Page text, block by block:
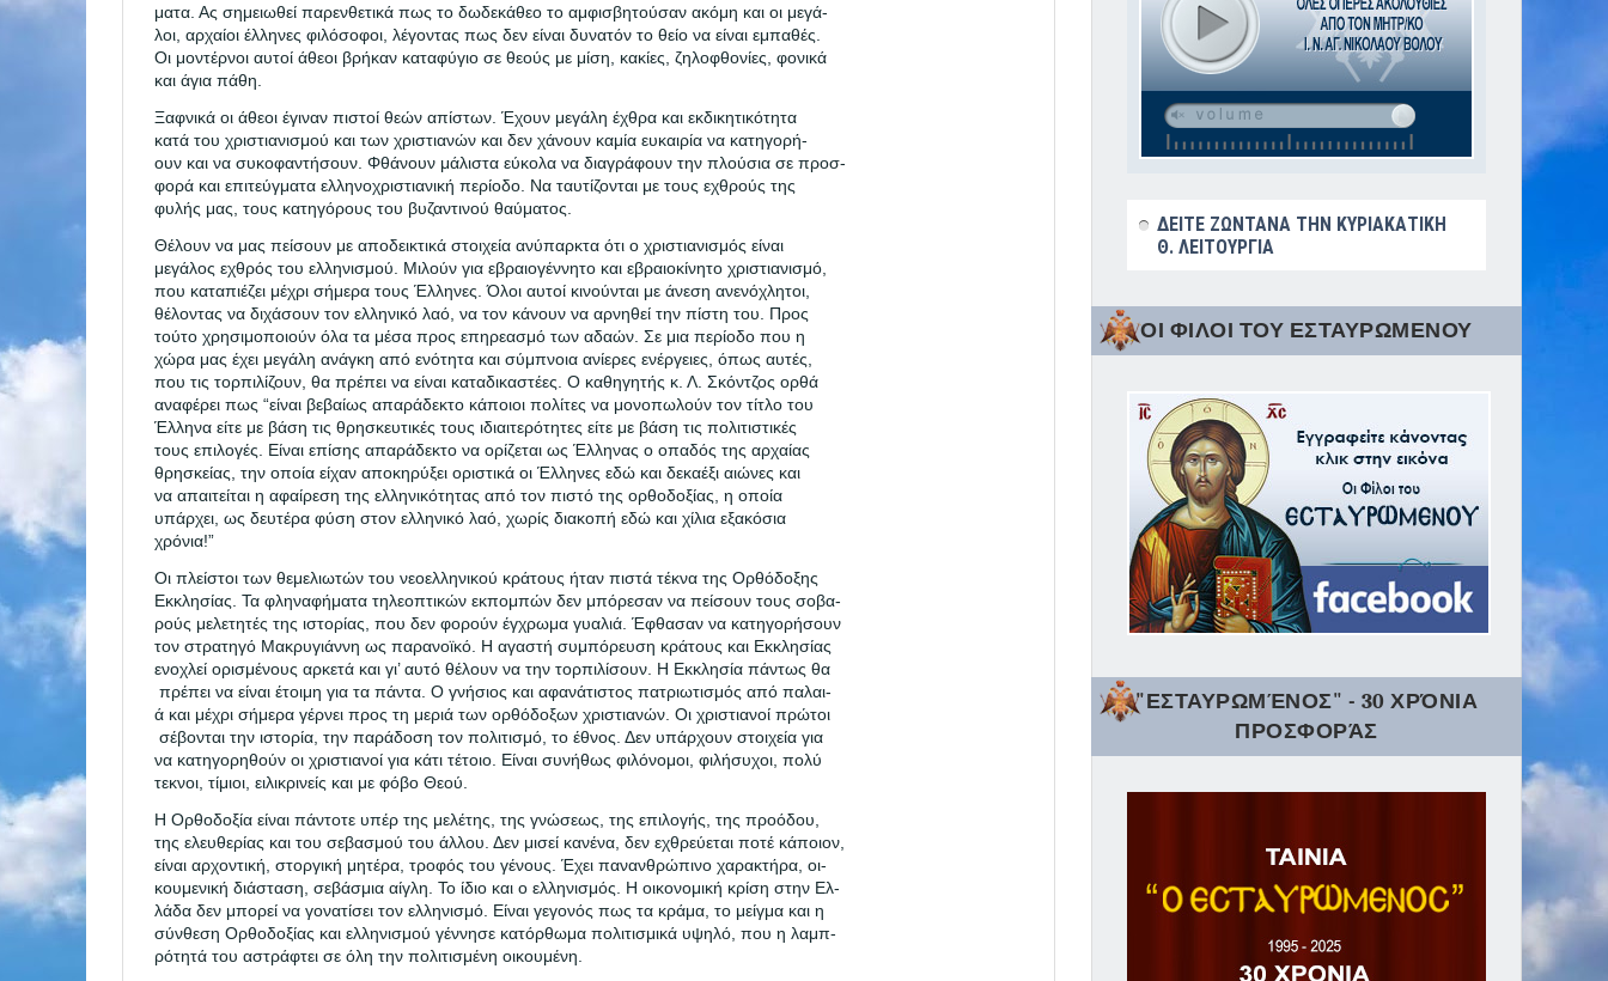
ματα. Ας σημειωθεί παρενθετικά πως το δωδεκάθεο το αμφισβητούσαν ακόμη και οι μεγά-
λοι, αρχαίοι έλληνες φιλόσοφοι, λέγοντας πως δεν είναι δυνατόν το θείο να είναι εμπαθές.
Οι μοντέρνοι αυτοί άθεοι βρήκαν καταφύγιο σε θεούς με μίση, κακίες, ζηλοφθονίες, φονικά
και άγια πάθη.
Ξαφνικά οι άθεοι έγιναν πιστοί θεών απίστων. Έχουν μεγάλη έχθρα και εκδικητικότητα
κατά του χριστιανισμού και των χριστιανών και δεν χάνουν καμία ευκαιρία να κατηγορή-
ουν και να συκοφαντήσουν. Φθάνουν μάλιστα εύκολα να διαγράφουν την πλούσια σε προσ-
φορά και επιτεύγματα ελληνοχριστιανική περίοδο. Να ταυτίζονται με τους εχθρούς της
φυλής μας, τους κατηγόρους του βυζαντινού θαύματος.
Θέλουν να μας πείσουν με αποδεικτικά στοιχεία ανύπαρκτα ότι ο χριστιανισμός είναι
μεγάλος εχθρός του ελληνισμού. Μιλούν για εβραιογέννητο και εβραιοκίνητο χριστιανισμό,
που καταπιέζει μέχρι σήμερα τους Έλληνες. Όλοι αυτοί κινούνται με άνεση ανενόχλητοι,
θέλοντας να διχάσουν τον ελληνικό λαό, να τον κάνουν να αρνηθεί την πίστη του. Προς
τούτο χρησιμοποιούν όλα τα μέσα προς επηρεασμό των αδαών. Σε μια περίοδο που η
χώρα μας έχει μεγάλη ανάγκη από ενότητα και σύμπνοια ανίερες ενέργειες, όπως αυτές,
που τις τορπιλίζουν, θα πρέπει να είναι καταδικαστέες. Ο καθηγητής κ. Λ. Σκόντζος ορθά
αναφέρει πως “είναι βεβαίως απαράδεκτο κάποιοι πολίτες να μονοπωλούν τον τίτλο του
Έλληνα είτε με βάση τις θρησκευτικές τους ιδιαιτερότητες είτε με βάση τις πολιτιστικές
τους επιλογές. Είναι επίσης απαράδεκτο να ορίζεται ως Έλληνας ο οπαδός της αρχαίας
θρησκείας, την οποία είχαν αποκηρύξει οριστικά οι Έλληνες εδώ και δεκαέξι αιώνες και
να απαιτείται η αφαίρεση της ελληνικότητας από τον πιστό της ορθοδοξίας, η οποία
υπάρχει, ως δευτέρα φύση στον ελληνικό λαό, χωρίς διακοπή εδώ και χίλια εξακόσια
χρόνια!”
Οι πλείστοι των θεμελιωτών του νεοελληνικού κράτους ήταν πιστά τέκνα της Ορθόδοξης
Εκκλησίας. Τα φληναφήματα τηλεοπτικών εκπομπών δεν μπόρεσαν να πείσουν τους σοβα-
ρούς μελετητές της ιστορίας, που δεν φορούν έγχρωμα γυαλιά. Έφθασαν να κατηγορήσουν
τον στρατηγό Μακρυγιάννη ως παρανοϊκό. Η αγαστή συμπόρευση κράτους και Εκκλησίας
ενοχλεί ορισμένους αρκετά και γι’ αυτό θέλουν να την τορπιλίσουν. Η Εκκλησία πάντως θα
πρέπει να είναι έτοιμη για τα πάντα. Ο γνήσιος και αφανάτιστος πατριωτισμός από παλαι-
ά και μέχρι σήμερα γέρνει προς τη μεριά των ορθόδοξων χριστιανών. Οι χριστιανοί πρώτοι
σέβονται την ιστορία, την παράδοση τον πολιτισμό, το έθνος. Δεν υπάρχουν στοιχεία για
να κατηγορηθούν οι χριστιανοί για κάτι τέτοιο. Είναι συνήθως φιλόνομοι, φιλήσυχοι, πολύ
τεκνοι, τίμιοι, ειλικρινείς και με φόβο Θεού.
Η Ορθοδοξία είναι πάντοτε υπέρ της μελέτης, της γνώσεως, της επιλογής, της προόδου,
της ελευθερίας και του σεβασμού του άλλου. Δεν μισεί κανένα, δεν εχθρεύεται ποτέ κάποιον,
είναι αρχοντική, στοργική μητέρα, τροφός του γένους. Έχει πανανθρώπινο χαρακτήρα, οι-
κουμενική διάσταση, σεβάσμια αίγλη. Το ίδιο και ο ελληνισμός. Η οικονομική κρίση στην Ελ-
λάδα δεν μπορεί να γονατίσει τον ελληνισμό. Είναι γεγονός πως τα κράμα, το μείγμα και η
σύνθεση Ορθοδοξίας και ελληνισμού γέννησε κατόρθωμα πολιτισμικά υψηλό, που η λαμπ-
ρότητά του αστράφτει σε όλη την πολιτισμένη οικουμένη.
ΔΕΙΤΕ ΖΩΝΤΑΝΑ ΤΗΝ ΚΥΡΙΑΚΑΤΙΚΗ
Θ. ΛΕΙΤΟΥΡΓΙΑ
ΟΙ ΦΙΛΟΙ ΤΟΥ ΕΣΤΑΥΡΩΜΕΝΟΥ
"ΕΣΤΑΥΡΩΜΈΝΟΣ" - 30 ΧΡΌΝΙΑ
ΠΡΟΣΦΟΡΆΣ